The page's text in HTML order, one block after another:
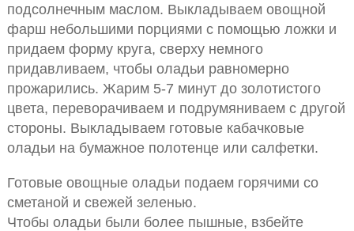
подсолнечным маслом. Выкладываем овощной
фарш небольшими порциями с помощью ложки и
придаем форму круга, сверху немного
придавливаем, чтобы оладьи равномерно
прожарились. Жарим 5-7 минут до золотистого
цвета, переворачиваем и подрумяниваем с другой
стороны. Выкладываем готовые кабачковые
оладьи на бумажное полотенце или салфетки.
Готовые овощные оладьи подаем горячими со
сметаной и свежей зеленью.
Чтобы оладьи были более пышные, взбейте